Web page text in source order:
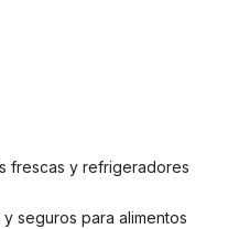
frescas y refrigeradores
seguros para alimentos